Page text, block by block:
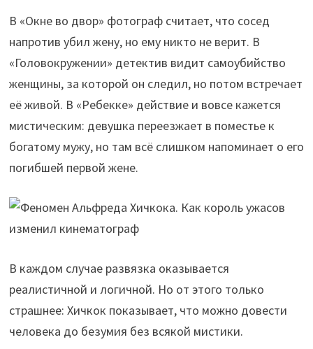
В «Окне во двор» фотограф считает, что сосед
напротив убил жену, но ему никто не верит. В
«Головокружении» детектив видит самоубийство
женщины, за которой он следил, но потом встречает
её живой. В «Ребекке» действие и вовсе кажется
мистическим: девушка переезжает в поместье к
богатому мужу, но там всё слишком напоминает о его
погибшей первой жене.
В каждом случае развязка оказывается
реалистичной и логичной. Но от этого только
страшнее: Хичкок показывает, что можно довести
человека до безумия без всякой мистики.